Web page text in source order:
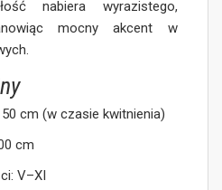
nabiera wyrazistego,
mocny akcent w
cm (w czasie kwitnienia)
cm
V–XI